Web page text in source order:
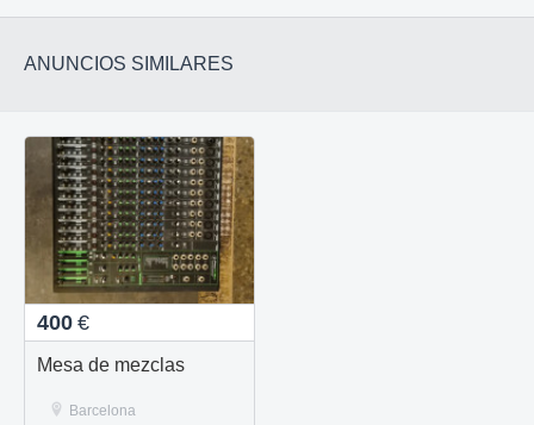
ANUNCIOS SIMILARES
400 €
Mesa de mezclas
Barcelona